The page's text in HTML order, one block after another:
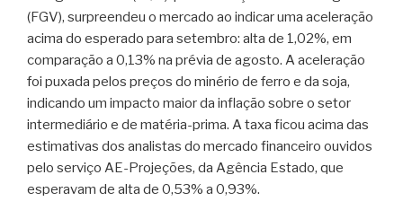
(FGV), surpreendeu o mercado ao indicar uma aceleração
acima do esperado para setembro: alta de 1,02%, em
comparação a 0,13% na prévia de agosto. A aceleração
foi puxada pelos preços do minério de ferro e da soja,
indicando um impacto maior da inflação sobre o setor
intermediário e de matéria-prima. A taxa ficou acima das
estimativas dos analistas do mercado financeiro ouvidos
pelo serviço AE-Projeções, da Agência Estado, que
esperavam de alta de 0,53% a 0,93%.